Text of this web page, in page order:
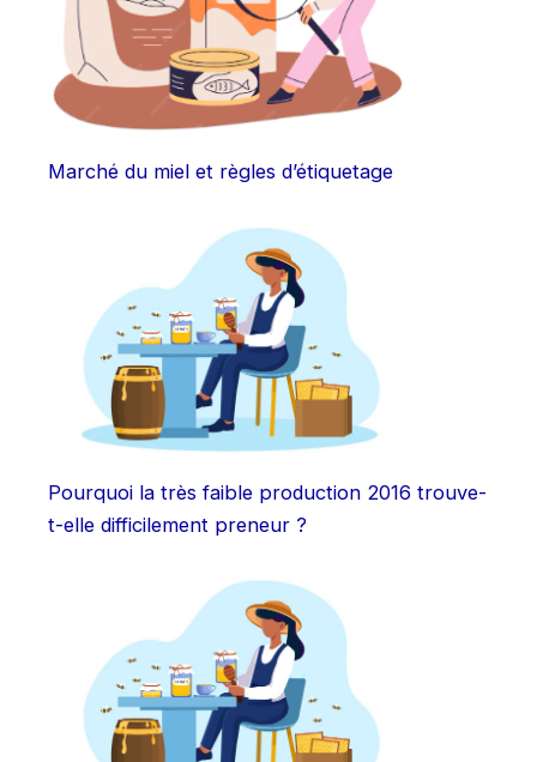
Marché du miel et règles d’étiquetage
Pourquoi la très faible production 2016 trouve-
t-elle difficilement preneur ?